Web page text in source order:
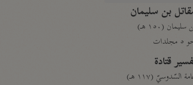
بن سليمان
(١٥٠ هـ)
قتادة
السّدوسيّ (١١٧ هـ)